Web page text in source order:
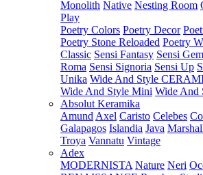
Monolith Native Nesting Room
Play
Poetry Colors Poetry Decor
Poetry Stone Reloaded Poetry
Classic Sensi Fantasy Sensi
Roma Sensi Signoria Sensi Up
Unika Wide And Style
Wide And Style Mini Wide And
Absolut Keramika
Amund Axel Caristo Celebes
Galapagos Islandia Java
Troya Vannatu Vintage
Adex
MODERNISTA Nature Neri